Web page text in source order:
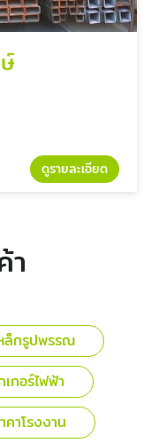
ดูรายละเอียด
า
ล็กรูปพรรณ
เกอร์ไฟฟ้า
าโรงงาน